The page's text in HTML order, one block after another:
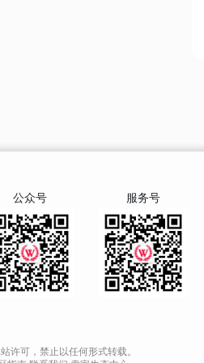
公众号 服务号
许可，禁止以任何形式转载。